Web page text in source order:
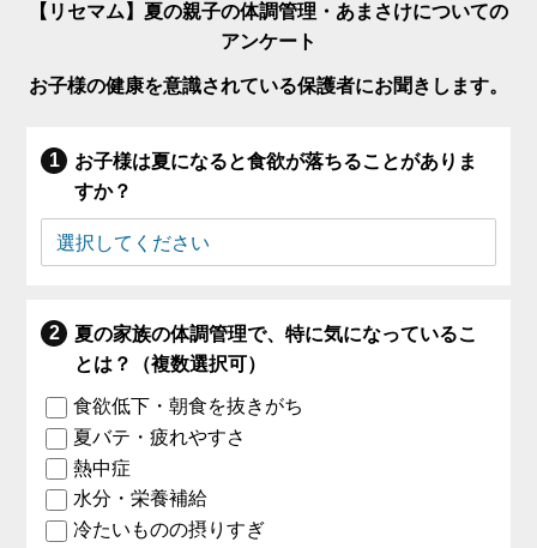
【リセマム】夏の親子の体調管理・あまさけについての
アンケート
お子様の健康を意識されている保護者にお聞きします。
お子様は夏になると食欲が落ちることがありま
すか？
夏の家族の体調管理で、特に気になっているこ
とは？（複数選択可）
食欲低下・朝食を抜きがち
夏バテ・疲れやすさ
熱中症
水分・栄養補給
冷たいものの摂りすぎ